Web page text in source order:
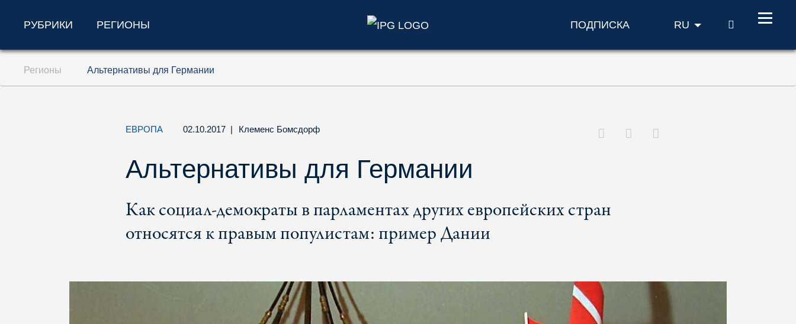
Перейти к содержанию (ключ доступа '1')
Перейти к поиску (ключ доступа '2')
РУБРИКИ РЕГИОНЫ ПОДПИСКА RU ПОИСК
Регионы Альтернативы для Германии
ЕВРОПА 02.10.2017 | Клеменс Бомсдорф
Альтернативы для Германии
Как социал-демократы в парламентах других европейских стран
относятся к правым популистам: пример Дании